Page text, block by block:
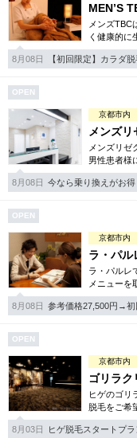
日本人スタッフのみ
スタッフ指名可
駅から徒歩5分以内
MEN’S
メンズTBC
く健康的に
めています
ースは必見
8月08日 【初回限定】カラダ
OPEN
京都市内
メンズ
メンズリゼ
男性患者様
ックが、現
りました。
8月08日 今なら乗り換えがお得
OPEN
京都市内
ラ・パル
ラ・パルレ
メニューを
ト！効果を
好立地な四
8月08日 参考価格27,500円→初
OPEN
京都市内
ゴリラ
ヒゲのゴリ
脱毛をご希
弱い方には
用。スキン
8月03日 ヒゲ脱毛スタートプラ